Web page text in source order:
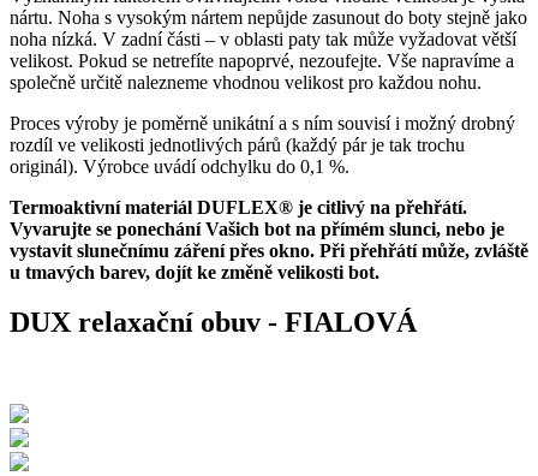
nártu. Noha s vysokým nártem nepůjde zasunout do boty stejně jako
noha nízká. V zadní části – v oblasti paty tak může vyžadovat větší
velikost. Pokud se netrefíte napoprvé, nezoufejte. Vše napravíme a
společně určitě nalezneme vhodnou velikost pro každou nohu.
Proces výroby je poměrně unikátní a s ním souvisí i možný drobný
rozdíl ve velikosti jednotlivých párů (každý pár je tak trochu
originál). Výrobce uvádí odchylku do 0,1 %.
Termoaktivní materiál DUFLEX® je citlivý na přehřátí.
Vyvarujte se ponechání Vašich bot na přímém slunci, nebo je
vystavit slunečnímu záření přes okno. Při přehřátí může, zvláště
u tmavých barev, dojít ke změně velikosti bot.
DUX relaxační obuv - FIALOVÁ